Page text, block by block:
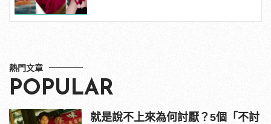
熱門文章
POPULAR
就是說不上來為何討厭？5個「不討